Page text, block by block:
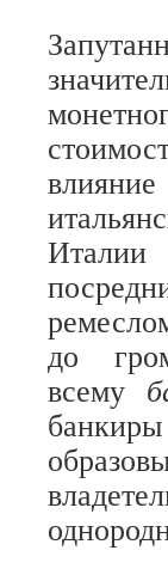
до
всему